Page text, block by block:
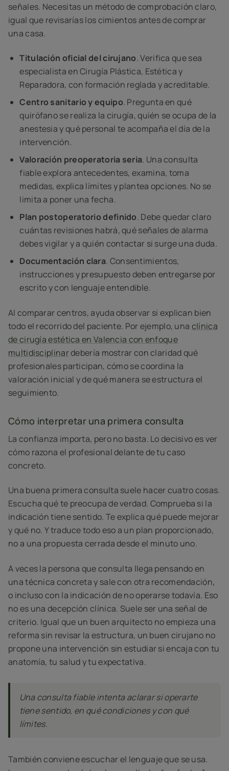
señales. Necesitas un método de comprobación claro,
igual que revisarías los cimientos antes de comprar
una casa.
Titulación oficial del cirujano. Verifica que sea
especialista en Cirugía Plástica, Estética y
Reparadora, con formación reglada y acreditable.
Centro sanitario y equipo. Pregunta en qué
quirófano se realiza la cirugía, quién se ocupa de la
anestesia y qué personal te acompaña el día de la
intervención.
Valoración preoperatoria seria. Una consulta
fiable explora antecedentes, examina, toma
medidas, explica límites y plantea opciones. No se
limita a poner una fecha.
Plan postoperatorio definido. Debe quedar claro
cuántas revisiones habrá, qué señales de alarma
debes vigilar y a quién contactar si surge una duda.
Documentación clara. Consentimientos,
instrucciones y presupuesto deben entregarse por
escrito y con lenguaje entendible.
Al comparar centros, ayuda observar si explican bien
todo el recorrido del paciente. Por ejemplo, una clínica
de cirugía estética en Valencia con enfoque
multidisciplinardebería mostrar con claridad qué
profesionales participan, cómo se coordina la
valoración inicial y de qué manera se estructura el
seguimiento.
Cómo interpretar una primera consulta
La confianza importa, pero no basta. Lo decisivo es ver
cómo razona el profesional delante de tu caso
concreto.
Una buena primera consulta suele hacer cuatro cosas.
Escucha qué te preocupa de verdad. Comprueba si la
indicación tiene sentido. Te explica qué puede mejorar
y qué no. Y traduce todo eso a un plan proporcionado,
no a una propuesta cerrada desde el minuto uno.
A veces la persona que consulta llega pensando en
una técnica concreta y sale con otra recomendación,
o incluso con la indicación de no operarse todavía. Eso
no es una decepción clínica. Suele ser una señal de
criterio. Igual que un buen arquitecto no empieza una
reforma sin revisar la estructura, un buen cirujano no
propone una intervención sin estudiar si encaja con tu
anatomía, tu salud y tu expectativa.
Una consulta fiable intenta aclarar si operarte
tiene sentido, en qué condiciones y con qué
límites.
También conviene escuchar el lenguaje que se usa.